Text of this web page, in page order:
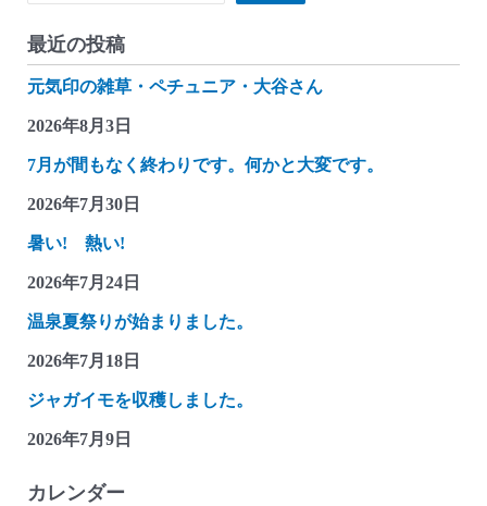
最近の投稿
元気印の雑草・ペチュニア・大谷さん
2026年8月3日
7月が間もなく終わりです。何かと大変です。
2026年7月30日
暑い! 熱い!
2026年7月24日
温泉夏祭りが始まりました。
2026年7月18日
ジャガイモを収穫しました。
2026年7月9日
カレンダー